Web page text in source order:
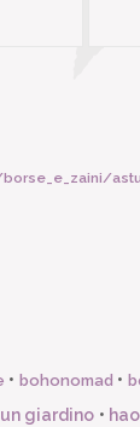
• bohonomad •
giardino •